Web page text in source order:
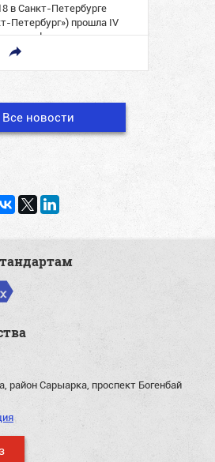
в Санкт-Петербурге
Петербург») прошла IV
конференция
2018, которая была
Все новости
район Сарыарка, проспект Богенбай